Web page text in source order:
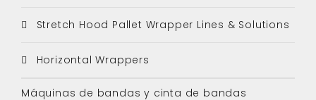
Stretch Hood Pallet Wrapper Lines & Solutions
Horizontal Wrappers
Máquinas de bandas y cinta de bandas